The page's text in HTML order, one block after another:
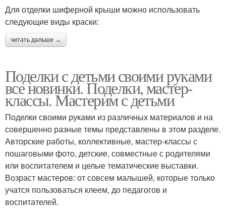
Для отделки шиферной крыши можно использовать
следующие виды краски:
читать дальше →
Поделки с детьми своими руками
все новинки. Поделки, мастер-
классы. Мастерим с детьми
Поделки своими руками из различных материалов и на
совершенно разные темы представлены в этом разделе.
Авторские работы, коллективные, мастер-классы с
пошаговыми фото, детские, совместные с родителями
или воспитателем и целые тематические выставки.
Возраст мастеров: от совсем малышей, которые только
учатся пользоваться клеем, до педагогов и
воспитателей.